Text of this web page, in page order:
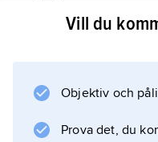
de i dag saknar
region. Eftersom
bildats i sina
Vill du
Objektiv och
Prova det, du